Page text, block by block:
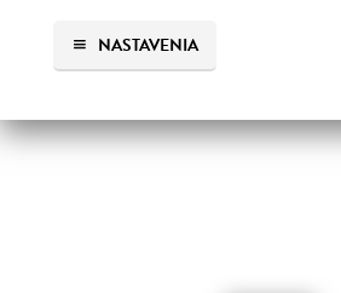
NASTAVENIA